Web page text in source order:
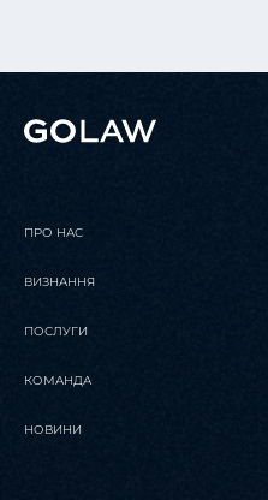
ПРО НАС
ВИЗНАННЯ
ПОСЛУГИ
КОМАНДА
НОВИНИ